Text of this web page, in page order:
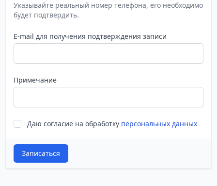
Указывайте реальный номер телефона, его необходимо
будет подтвердить.
E-mail для получения подтверждения записи
Примечание
Даю согласие на обработку персональных данных
Записаться